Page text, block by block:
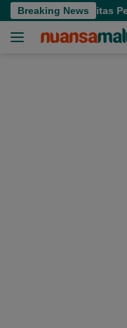
Langsung
ke
Breaking News
Aktivitas Pedagang